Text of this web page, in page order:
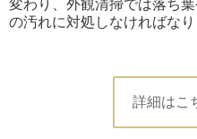
変わり、外観清掃では落ち
の汚れに対処しなければなり
詳細はこ